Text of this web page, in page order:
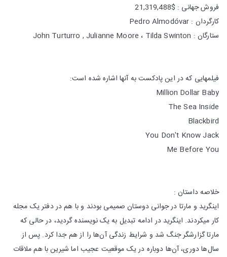
فروش جهانی : $21,319,488
کارگردان : Pedro Almodóvar
ستارگان : John Turturro , Julianne Moore ، Tilda Swinton
فیلمهایی که در این پادکست به آنها اشاره شده است:
Million Dollar Baby
The Sea Inside
Blackbird
You Don't Know Jack
Me Before You
خلاصه داستان :
اینگرید و مارتا در جوانی دوستان صمیمی بودند و با هم در دفتر یک مجله
کار میکردند. اینگرید در ادامه تبدیل به یک نویسنده‌ گردید، در حالی که
مارتا گزارشگر جنگ شد و شرایط زندگی آن‌ها را از هم جدا کرد. پس از
سال‌ها دوری، آن‌ها دوباره در یک موقعیت عجیب اما شیرین با هم ملاقات